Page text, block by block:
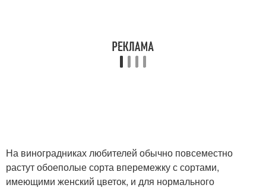
На виноградниках любителей обычно повсеместно
растут обоеполые сорта вперемежку с сортами,
имеющими женский цветок, и для нормального